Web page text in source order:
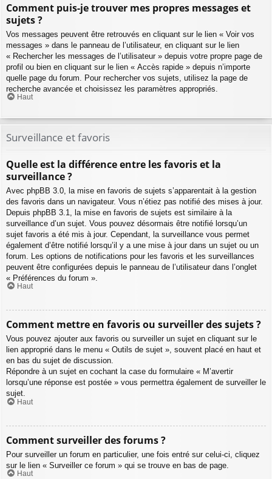
Comment puis-je trouver mes propres messages et
sujets ?
Vos messages peuvent être retrouvés en cliquant sur le lien « Voir vos
messages » dans le panneau de l’utilisateur, en cliquant sur le lien
« Rechercher les messages de l’utilisateur » depuis votre propre page de
profil ou bien en cliquant sur le lien « Accès rapide » depuis n’importe
quelle page du forum. Pour rechercher vos sujets, utilisez la page de
recherche avancée et choisissez les paramètres appropriés.
Haut
Surveillance et favoris
Quelle est la différence entre les favoris et la
surveillance ?
Avec phpBB 3.0, la mise en favoris de sujets s’apparentait à la gestion
des favoris dans un navigateur. Vous n’étiez pas notifié des mises à jour.
Depuis phpBB 3.1, la mise en favoris de sujets est similaire à la
surveillance d’un sujet. Vous pouvez désormais être notifié lorsqu’un
sujet favoris a été mis à jour. Cependant, la surveillance vous permet
également d’être notifié lorsqu’il y a une mise à jour dans un sujet ou un
forum. Les options de notifications pour les favoris et les surveillances
peuvent être configurées depuis le panneau de l’utilisateur dans l’onglet
« Préférences du forum ».
Haut
Comment mettre en favoris ou surveiller des sujets ?
Vous pouvez ajouter aux favoris ou surveiller un sujet en cliquant sur le
lien approprié dans le menu « Outils de sujet », souvent placé en haut et
en bas du sujet de discussion.
Répondre à un sujet en cochant la case du formulaire « M’avertir
lorsqu’une réponse est postée » vous permettra également de surveiller le
sujet.
Haut
Comment surveiller des forums ?
Pour surveiller un forum en particulier, une fois entré sur celui-ci, cliquez
sur le lien « Surveiller ce forum » qui se trouve en bas de page.
Haut